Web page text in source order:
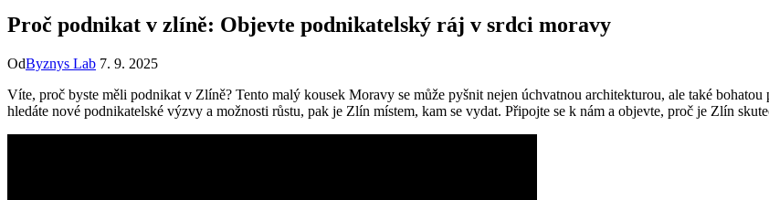
Proč podnikat v zlíně: Objevte podnikatelský ráj v srdci moravy
OdByznys Lab 7. 9. 2025
Víte, proč byste měli podnikat v Zlíně? Tento malý kousek Moravy se může pyšnit nejen úchvatnou architekturou, ale také
hledáte nové podnikatelské výzvy a možnosti růstu, pak je Zlín místem, kam se vydat. Připojte se k nám a objevte, proč je Zlín